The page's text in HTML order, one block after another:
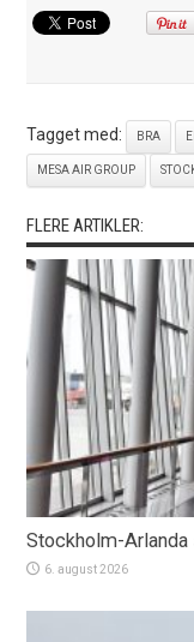
Tagget med: BRA
MESA AIR GROUP
FLERE ARTIKLER:
Stockholm-
6. august 2026